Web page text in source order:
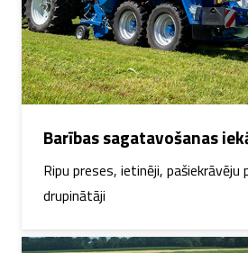
Barības sagatavošanas
Ripu preses, ietinēji, pašiekrāvēju
drupinātāji